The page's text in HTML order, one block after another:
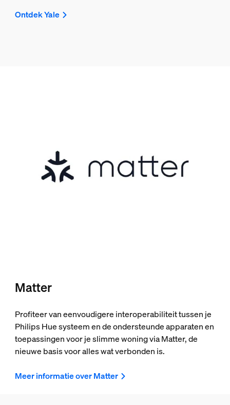
Ontdek Yale
Matter
Profiteer van eenvoudigere interoperabiliteit tussen je
Philips Hue systeem en de ondersteunde apparaten en
toepassingen voor je slimme woning via Matter, de
nieuwe basis voor alles wat verbonden is.
Meer informatie over Matter